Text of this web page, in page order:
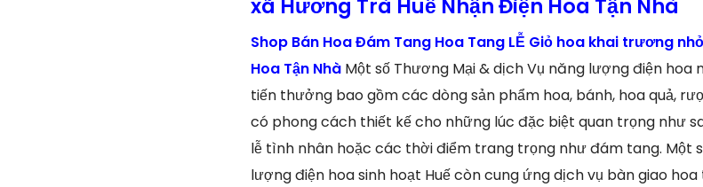
xã Hương Trà Huế Nhận Điện Hoa Tận Nhà
Shop Bán Hoa Đám Tang Hoa Tang LỄ Giỏ hoa khai trương
Hoa Tận Nhà Một số Thương Mại & dịch Vụ năng lượng điện hoa
tiến thưởng bao gồm các dòng sản phẩm hoa, bánh, hoa quả,
có phong cách thiết kế cho những lúc đặc biệt quan trọng như
lễ tình nhân hoặc các thời điểm trang trọng như đám tang. Một
lượng điện hoa sinh hoạt Huế còn cung ứng dịch vụ bàn giao